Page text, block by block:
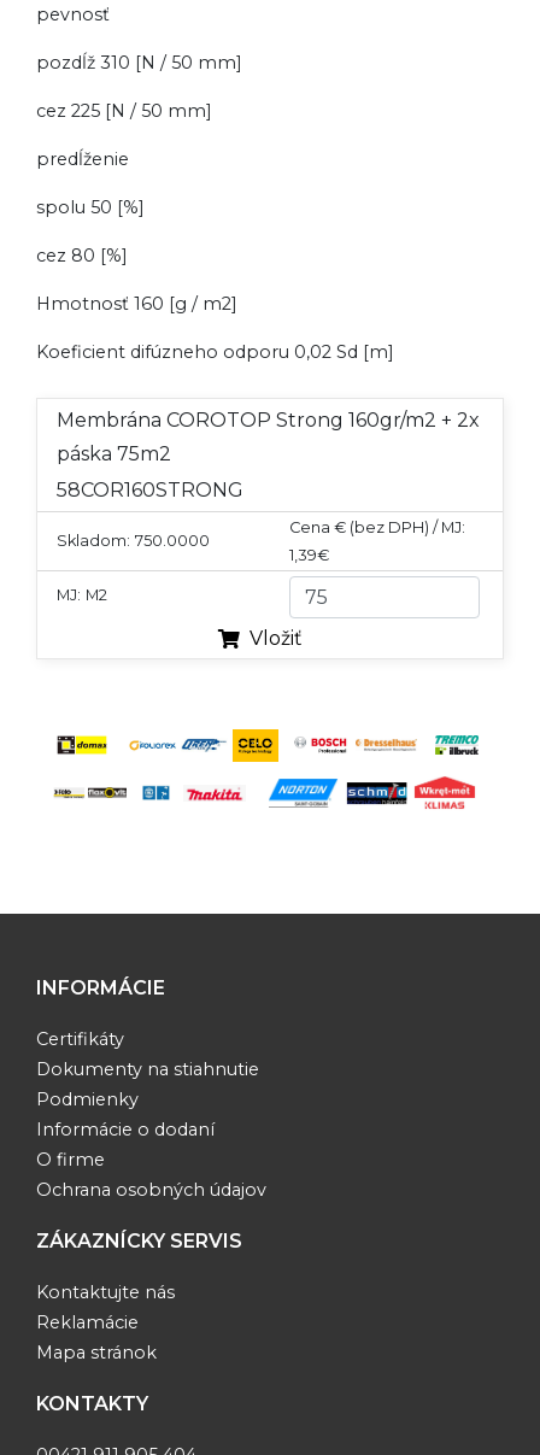
pevnosť
pozdĺž 310 [N / 50 mm]
cez 225 [N / 50 mm]
predĺženie
spolu 50 [%]
cez 80 [%]
Hmotnosť 160 [g / m2]
Koeficient difúzneho odporu 0,02 Sd [m]
Membrána COROTOP Strong 160gr/m2 + 2x
páska 75m2
58COR160STRONG
Skladom: 750.0000
Cena € (bez DPH) / MJ:
1,39€
MJ: M2
Vložiť
INFORMÁCIE
Certifikáty
Dokumenty na stiahnutie
Podmienky
Informácie o dodaní
O firme
Ochrana osobných údajov
ZÁKAZNÍCKY SERVIS
Kontaktujte nás
Reklamácie
Mapa stránok
KONTAKTY